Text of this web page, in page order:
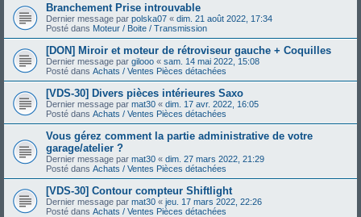
Branchement Prise introuvable
Dernier message par polska07 « dim. 21 août 2022, 17:34
Posté dans Moteur / Boite / Transmission
[DON] Miroir et moteur de rétroviseur gauche + Coquilles
Dernier message par gilooo « sam. 14 mai 2022, 15:08
Posté dans Achats / Ventes Pièces détachées
[VDS-30] Divers pièces intérieures Saxo
Dernier message par mat30 « dim. 17 avr. 2022, 16:05
Posté dans Achats / Ventes Pièces détachées
Vous gérez comment la partie administrative de votre
garage/atelier ?
Dernier message par mat30 « dim. 27 mars 2022, 21:29
Posté dans Achats / Ventes Pièces détachées
[VDS-30] Contour compteur Shiftlight
Dernier message par mat30 « jeu. 17 mars 2022, 22:26
Posté dans Achats / Ventes Pièces détachées